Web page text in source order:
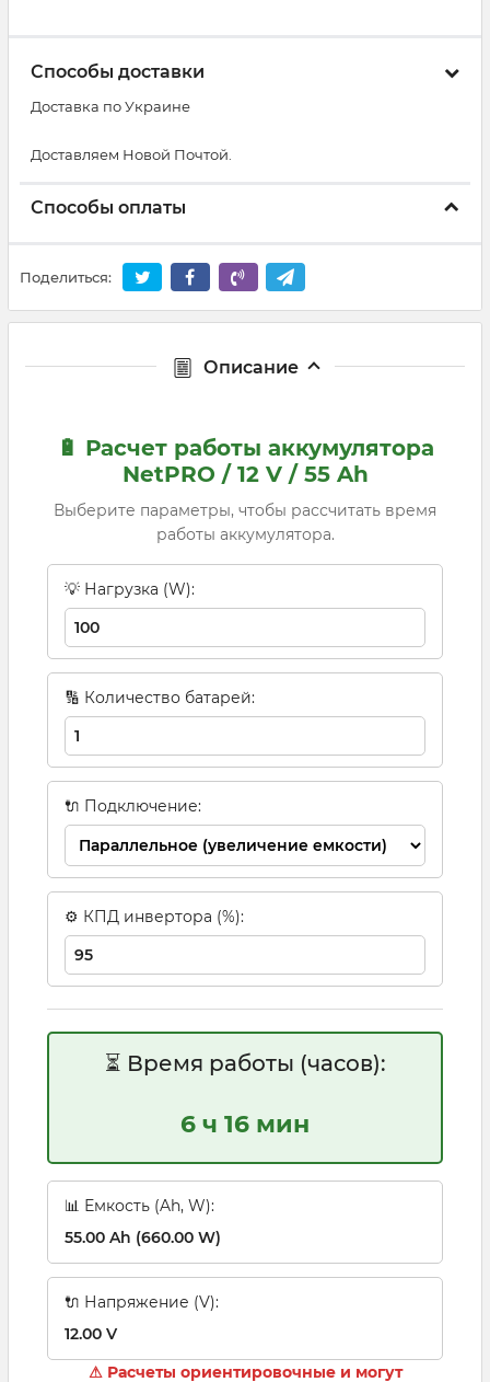
Способы доставки
Доставка по Украине
Доставляем Новой Почтой.
Способы оплаты
Поделиться:
Описание
🔋 Расчет работы аккумулятора
NetPRO / 12 V / 55 Ah
Выберите параметры, чтобы рассчитать время
работы аккумулятора.
💡 Нагрузка (W):
🔢 Количество батарей:
🔌 Подключение:
⚙ КПД инвертора (%):
⏳ Время работы (часов):
6 ч 16 мин
📊 Емкость (Ah, W):
55.00 Ah (660.00 W)
🔌 Напряжение (V):
12.00 V
⚠ Расчеты ориентировочные и могут